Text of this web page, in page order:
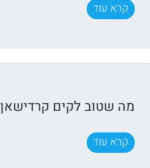
קרא עוד
מה שטוב לקים קרדישאן
קרא עוד